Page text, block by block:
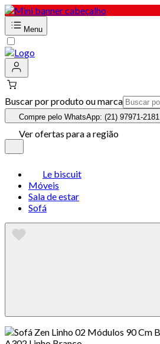
Menu
Buscar por produto ou marca
Compre pelo WhatsApp: (21) 97971-2181
Ver ofertas para a região
Le biscuit
Móveis
Sala de estar
Sofá